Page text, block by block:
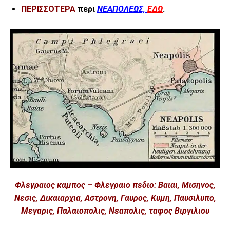
ΠΕΡΙΣΣΟΤΕΡΑ περι ΝΕΑΠΟΛΕΩΣ, ΕΔΩ.
Φλεγραιος καμπος – Φλεγραιο πεδιο: Βαιαι, Μισηνος,
Νεσις, Δικαιαρχια, Αστρονη, Γαυρος, Κυμη, Παυσιλυπο,
Μεγαρις, Παλαιοπολις, Νεαπολις, ταφος Βιργιλιου